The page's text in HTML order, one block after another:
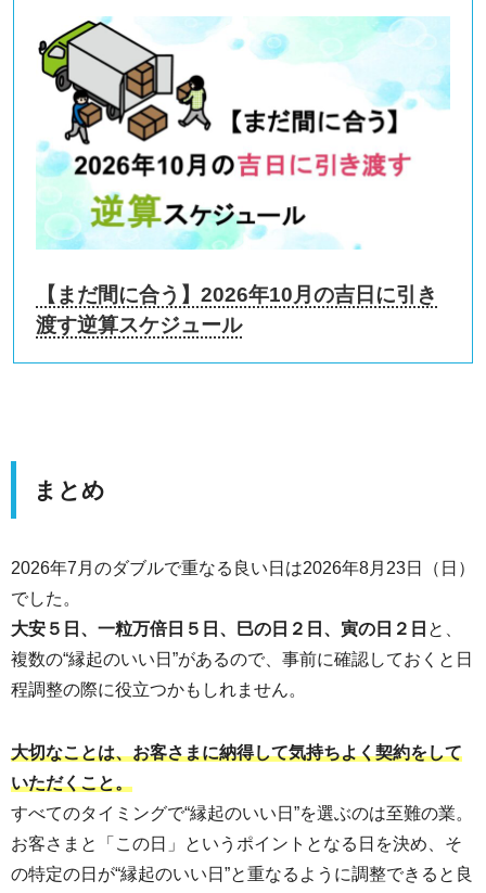
【まだ間に合う】2026年10月の吉日に引き
渡す逆算スケジュール
まとめ
2026年7月のダブルで重なる良い日は2026年8月23日（日）
でした。
大安５日、一粒万倍日５日、巳の日２日、寅の日２日 と、
複数の“縁起のいい日”があるので、事前に確認しておくと日
程調整の際に役立つかもしれません。
大切なことは、お客さまに納得して気持ちよく契約をして
いただくこと。
すべてのタイミングで“縁起のいい日”を選ぶのは至難の業。
お客さまと「この日」というポイントとなる日を決め、そ
の特定の日が“縁起のいい日”と重なるように調整できると良